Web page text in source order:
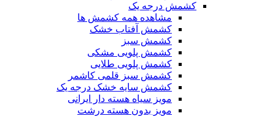
کشمش درجه یک
مشاهده همه کشمش ها
کشمش آفتاب خشک
کشمش سبز
کشمش پلویی مشکی
کشمش پلویی طلایی
کشمش سبز قلمی کاشمر
کشمش سایه خشک درجه یک
مویز سیاه هسته دار ایرانی
مویز بدون هسته درشت